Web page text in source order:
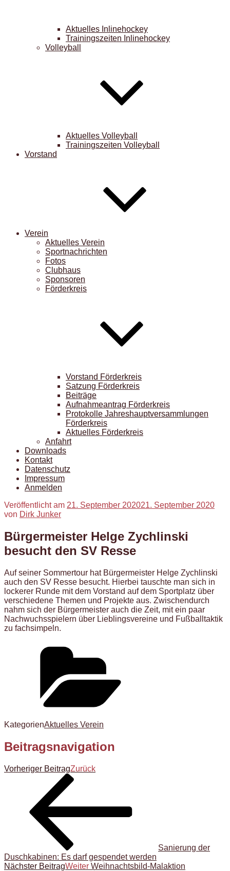
Aktuelles Inlinehockey
Trainingszeiten Inlinehockey
Volleyball
Aktuelles Volleyball
Trainingszeiten Volleyball
Vorstand
Verein
Aktuelles Verein
Sportnachrichten
Fotos
Clubhaus
Sponsoren
Förderkreis
Vorstand Förderkreis
Satzung Förderkreis
Beiträge
Aufnahmeantrag Förderkreis
Protokolle Jahreshauptversammlungen
Förderkreis
Aktuelles Förderkreis
Anfahrt
Downloads
Kontakt
Datenschutz
Impressum
Anmelden
Veröffentlicht am 21. September 202021. September 2020
von Dirk Junker
Bürgermeister Helge Zychlinski
besucht den SV Resse
Auf seiner Sommertour hat Bürgermeister Helge Zychlinski
auch den SV Resse besucht. Hierbei tauschte man sich in
lockerer Runde mit dem Vorstand auf dem Sportplatz über
verschiedene Themen und Projekte aus. Zwischendurch
nahm sich der Bürgermeister auch die Zeit, mit ein paar
Nachwuchsspielern über Lieblingsvereine und Fußballtaktik
zu fachsimpeln.
KategorienAktuelles Verein
Beitragsnavigation
Vorheriger BeitragZurück
Sanierung der
Duschkabinen: Es darf gespendet werden
Nächster BeitragWeiter Weihnachtsbild-Malaktion